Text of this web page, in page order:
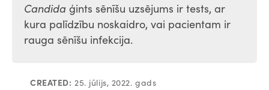
Candida ģints sēnīšu uzsējums ir tests, ar
kura palīdzību noskaidro, vai pacientam ir
rauga sēnīšu infekcija.
CREATED: 25. jūlijs, 2022. gads